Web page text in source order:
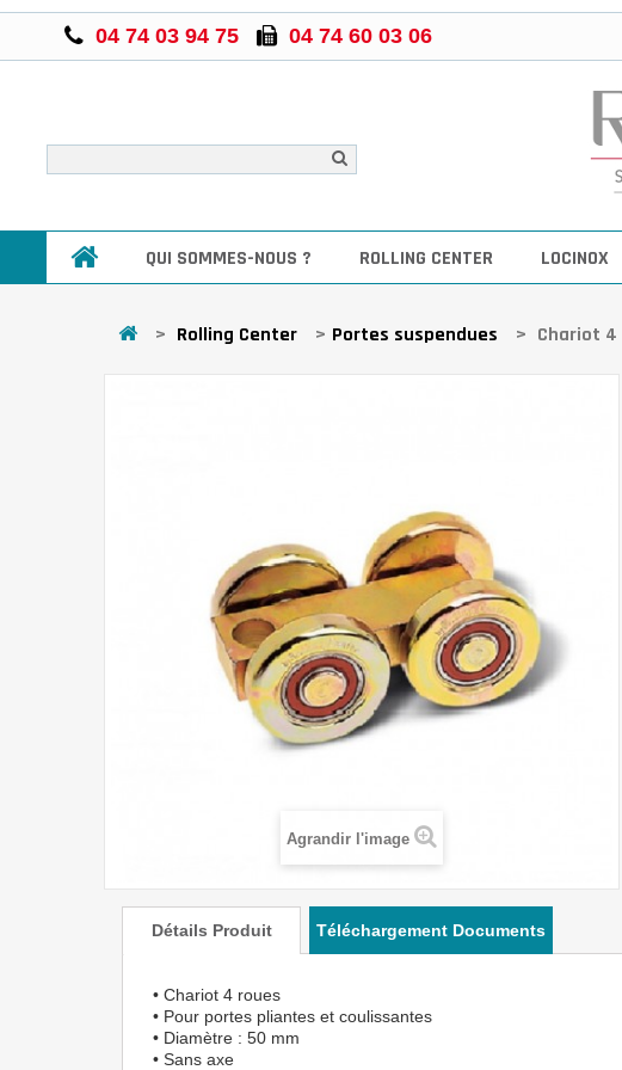
04 74 03 94 75 04 74 60 03 06
QUI SOMMES-NOUS ? ROLLING CENTER LOCINOX
> Rolling Center > Portes suspendues > Chariot 4
Agrandir l'image
Détails Produit Téléchargement Documents
• Chariot 4 roues
• Pour portes pliantes et coulissantes
• Diamètre : 50 mm
• Sans axe